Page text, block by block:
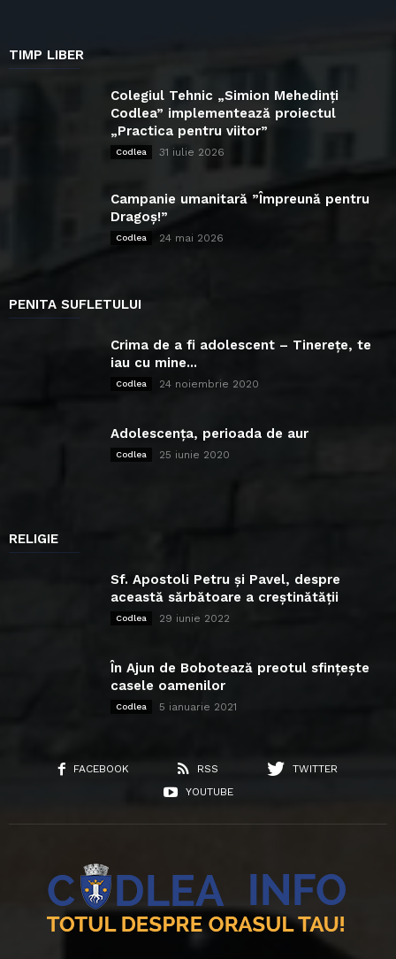
TIMP LIBER
Colegiul Tehnic „Simion Mehedinți
Codlea” implementează proiectul
„Practica pentru viitor”
Codlea 31 iulie 2026
Campanie umanitară ”Împreună pentru
Dragoș!”
Codlea 24 mai 2026
PENITA SUFLETULUI
Crima de a fi adolescent – Tinerețe, te
iau cu mine...
Codlea 24 noiembrie 2020
Adolescența, perioada de aur
Codlea 25 iunie 2020
RELIGIE
Sf. Apostoli Petru și Pavel, despre
această sărbătoare a creștinătății
Codlea 29 iunie 2022
În Ajun de Bobotează preotul sfințește
casele oamenilor
Codlea 5 ianuarie 2021
FACEBOOK RSS
TWITTER
YOUTUBE